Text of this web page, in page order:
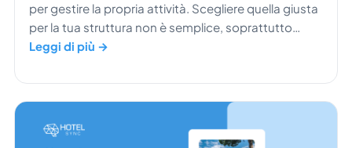
per gestire la propria attività. Scegliere quella giusta
per la tua struttura non è semplice, soprattutto
senza le competenze adeguate. Probabilmente
quali sono le differenze principali tra queste due
soluzioni? La tua struttura ricettiva può funzionare
con una sola delle due? Ti serviranno entrambe, o
anche altro? […]
Leggi di più →